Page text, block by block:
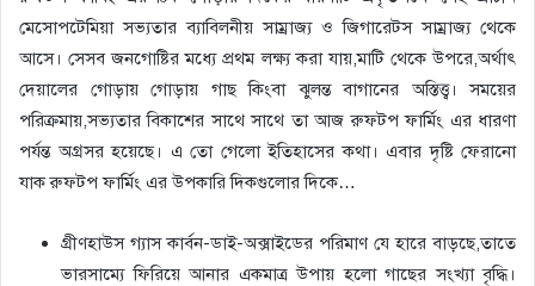
মেসোপটেমিয়া সভ্যতার ব্যাবিলনীয় সাম্রাজ্য ও জিগারেটস সাম্রাজ্য থেকে
আসে। সেসব জনগোষ্টির মধ্যে প্রথম লক্ষ্য করা যায়,মাটি থেকে উপরে,অর্থাৎ
দেয়ালের গোড়ায় গোড়ায় গাছ কিংবা ঝুলন্ত বাগানের অস্তিত্ত্ব। সময়ের
পরিক্রমায়,সভ্যতার বিকাশের সাথে সাথে তা আজ রুফটপ ফার্মিং এর ধারণা
পর্যন্ত অগ্রসর হয়েছে। এ তো গেলো ইতিহাসের কথা। এবার দৃষ্টি ফেরানো
যাক রুফটপ ফার্মিং এর উপকারি দিকগুলোর দিকে…
গ্রীণহাউস গ্যাস কার্বন-ডাই-অক্সাইডের পরিমাণ যে হারে বাড়ছে,তাতে
ভারসাম্যে ফিরিয়ে আনার একমাত্র উপায় হলো গাছের সংখ্যা বৃদ্ধি।